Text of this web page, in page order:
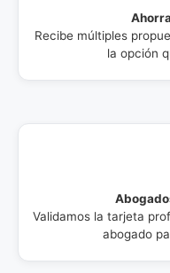
Recibe múltiples
la opción
Validamos la tarjeta
abogado